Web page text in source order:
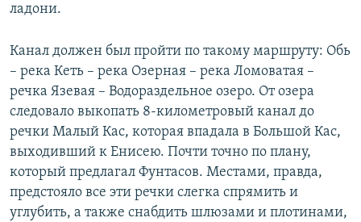
ладони.
Канал должен был пройти по такому маршруту: Обь
– река Кеть – река Озерная – река Ломоватая –
речка Язевая – Водораздельное озеро. От озера
следовало выкопать 8-километровый канал до
речки Малый Кас, которая впадала в Большой Кас,
выходивший к Енисею. Почти точно по плану,
который предлагал Фунтасов. Местами, правда,
предстояло все эти речки слегка спрямить и
углубить, а также снабдить шлюзами и плотинами,